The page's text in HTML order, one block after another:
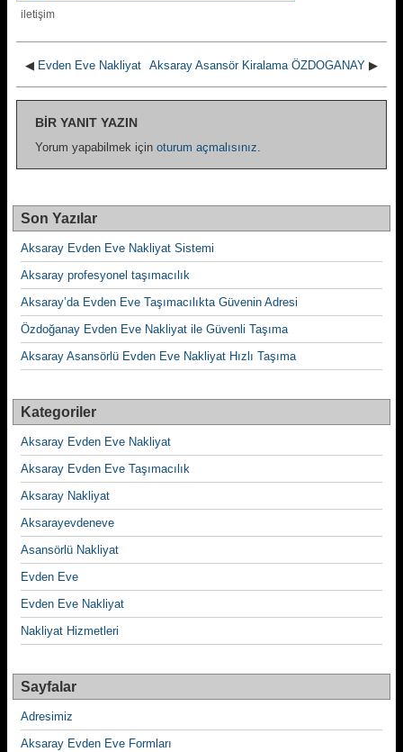
iletişim
◀ Evden Eve Nakliyat Aksaray Asansör Kiralama ÖZDOGANAY ▶
BIR YANIT YAZIN
Yorum yapabilmek için oturum açmalısınız.
Son Yazılar
Aksaray Evden Eve Nakliyat Sistemi
Aksaray profesyonel taşımacılık
Aksaray’da Evden Eve Taşımacılıkta Güvenin Adresi
Özdoğanay Evden Eve Nakliyat ile Güvenli Taşıma
Aksaray Asansörlü Evden Eve Nakliyat Hızlı Taşıma
Kategoriler
Aksaray Evden Eve Nakliyat
Aksaray Evden Eve Taşımacılık
Aksaray Nakliyat
Aksarayevdeneve
Asansörlü Nakliyat
Evden Eve
Evden Eve Nakliyat
Nakliyat Hizmetleri
Sayfalar
Adresimiz
Aksaray Evden Eve Formları